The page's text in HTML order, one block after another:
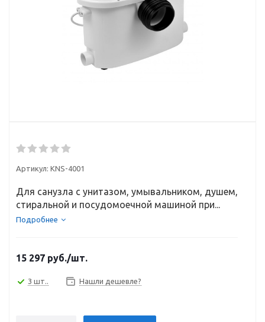
Артикул: KNS-4001
Для санузла с унитазом, умывальником, душем,
стиральной и посудомоечной машиной при...
Подробнее
15 297 руб./шт.
3 шт.. Нашли дешевле?